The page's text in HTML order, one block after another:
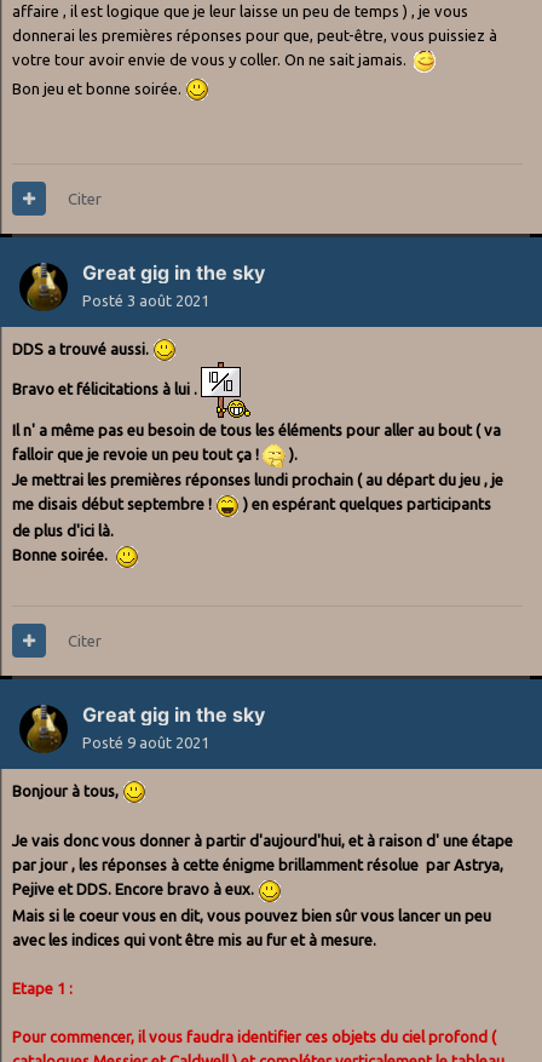
affaire , il est logique que je leur laisse un peu de temps ) , je vous
donnerai les premières réponses pour que, peut-être, vous puissiez à
votre tour avoir envie de vous y coller. On ne sait jamais.
Bon jeu et bonne soirée.
Citer
Great gig in the sky
Posté 3 août 2021
DDS a trouvé aussi.
Bravo et félicitations à lui .
Il n' a même pas eu besoin de tous les éléments pour aller au bout ( va
falloir que je revoie un peu tout ça !
).
Je mettrai les premières réponses lundi prochain ( au départ du jeu , je
me disais début septembre !
) en espérant quelques participants
de plus d'ici là.
Bonne soirée.
Citer
Great gig in the sky
Posté 9 août 2021
Bonjour à tous,
Je vais donc vous donner à partir d'aujourd'hui, et à raison d' une étape
par jour , les réponses à cette énigme brillamment résolue par Astrya,
Pejive et DDS. Encore bravo à eux.
Mais si le coeur vous en dit, vous pouvez bien sûr vous lancer un peu
avec les indices qui vont être mis au fur et à mesure.
Etape 1 :
Pour commencer, il vous faudra identifier ces objets du ciel profond (